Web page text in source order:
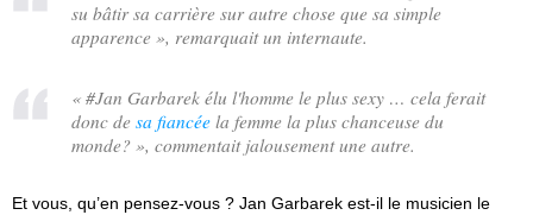
su bâtir sa carrière sur autre chose que sa simple
apparence », remarquait un internaute.
« #Jan Garbarek élu l'homme le plus sexy … cela ferait
donc de sa fiancée la femme la plus chanceuse du
monde? », commentait jalousement une autre.
Et vous, qu’en pensez-vous ? Jan Garbarek est-il le musicien le